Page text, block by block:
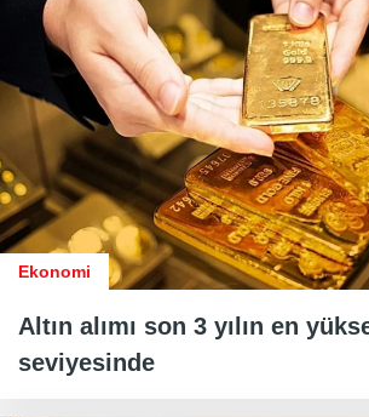
Ekonomi
Altın alımı son 3 yılın en
seviyesinde